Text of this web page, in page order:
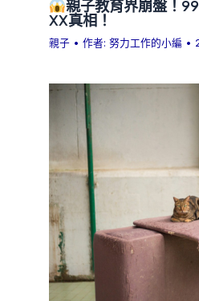
親子教育界崩盤！
XX真相！
親子 • 作者:努力工作的小編 •